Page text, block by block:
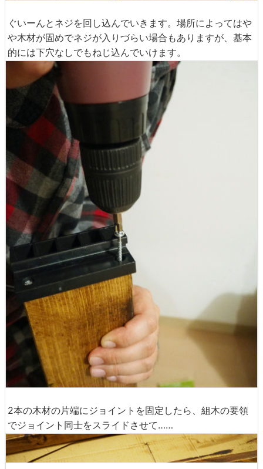
ぐいーんとネジを回し込んでいきます。場所によってはや
や木材が固めでネジが入りづらい場合もありますが、基本
的には下穴なしでもねじ込んでいけます。
2本の木材の片端にジョイントを固定したら、組木の要領
でジョイント同士をスライドさせて……